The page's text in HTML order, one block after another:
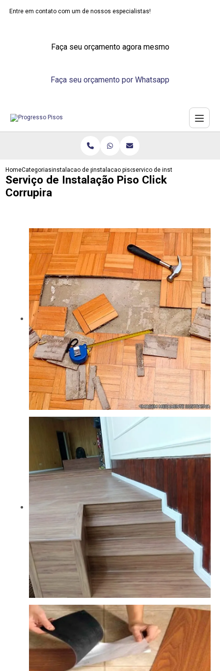
Entre em contato com um de nossos especialistas!
Faça seu orçamento agora mesmo
Faça seu orçamento por Whatsapp
HomeCategoriasinstalacao de pisosinstalacao piso vinilicoservico de instalacao piso click
Serviço de Instalação Piso Click
Corrupira